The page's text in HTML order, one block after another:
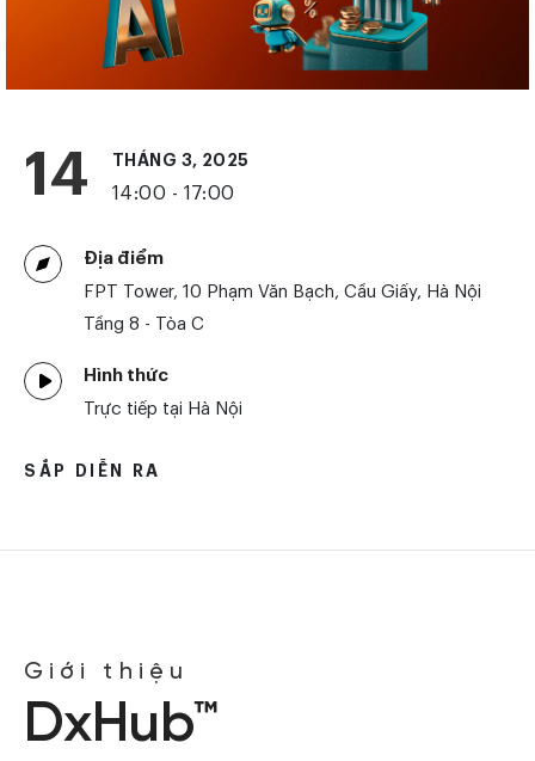
14 THÁNG 3, 2025
14:00 - 17:00
Địa điểm
FPT Tower, 10 Phạm Văn Bạch, Cầu Giấy, Hà Nội
Tầng 8 - Tòa C
Hình thức
Trực tiếp tại Hà Nội
SẮP DIỄN RA
Giới thiệu
DxHub™